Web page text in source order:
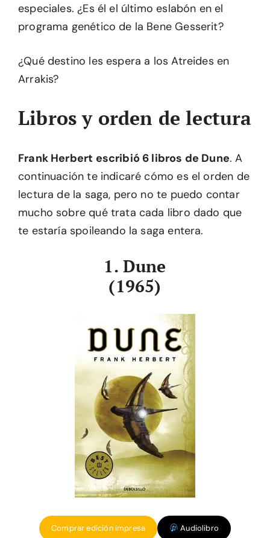
especiales. ¿Es él el último eslabón en el
programa genético de la Bene Gesserit?
¿Qué destino les espera a los Atreides en
Arrakis?
Libros y orden de lectura
Frank Herbert escribió 6 libros de Dune. A
continuación te indicaré cómo es el orden de
lectura de la saga, pero no te puedo contar
mucho sobre qué trata cada libro dado que
te estaría spoileando la saga entera.
1. Dune
(1965)
Comprar edición impresa Audiolibro